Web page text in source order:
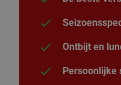
Ontbijt en
Persoonlijke